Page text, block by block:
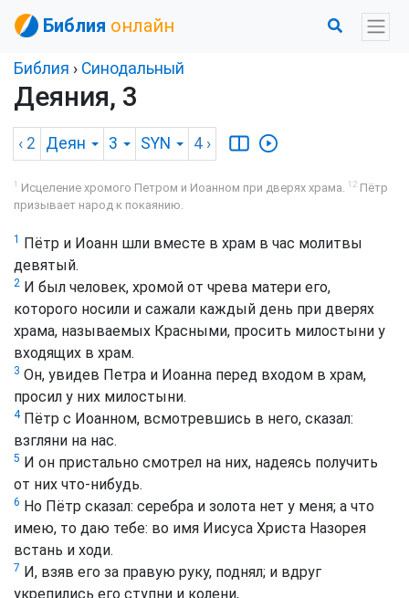
Библия онлайн
Библия › Синодальный
Деяния, 3
‹ 2 Деян 3 SYN 4 ›
1 Исцеление хромого Петром и Иоанном при дверях храма. 12 Пётр
призывает народ к покаянию.
1 Пётр и Иоанн шли вместе в храм в час молитвы
девятый.
2 И был человек, хромой от чрева матери его,
которого носили и сажали каждый день при дверях
храма, называемых Красными, просить милостыни у
входящих в храм.
3 Он, увидев Петра и Иоанна перед входом в храм,
просил у них милостыни.
4Пётр с Иоанном, всмотревшись в него, сказал:
взгляни на нас.
5 И он пристально смотрел на них, надеясь получить
от них что-нибудь.
6 Но Пётр сказал: серебра и золота нет у меня; а что
имею, то даю тебе: во имя Иисуса Христа Назорея
встань и ходи.
7 И, взяв его за правую руку, поднял; и вдруг
укрепились его ступни и колени,